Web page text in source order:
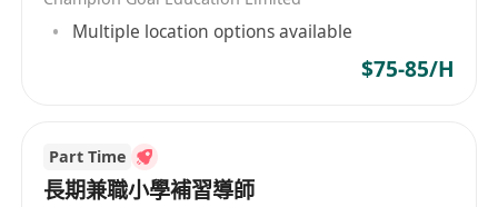
Multiple location options available
$75-85/H
Part Time
長期兼職小學補習導師